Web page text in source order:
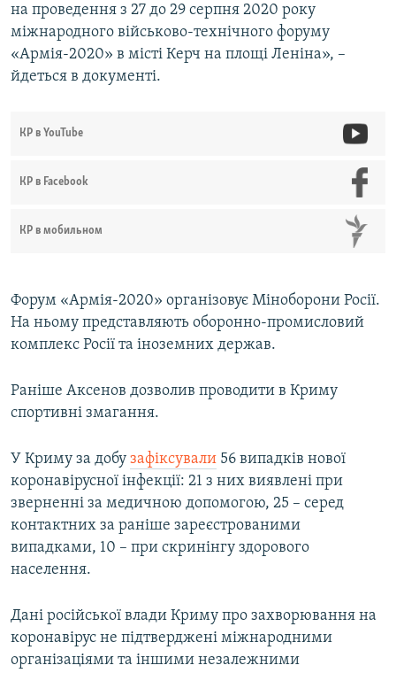
на проведення з 27 до 29 серпня 2020 року
міжнародного військово-технічного форуму
«Армія-2020» в місті Керч на площі Леніна», –
йдеться в документі.
КР в YouTube
КР в Facebook
КР в мобильном
Форум «Армія-2020» організовує Міноборони Росії.
На ньому представляють оборонно-промисловий
комплекс Росії та іноземних держав.
Раніше Аксенов дозволив проводити в Криму
спортивні змагання.
У Криму за добу зафіксували 56 випадків нової
коронавірусної інфекції: 21 з них виявлені при
зверненні за медичною допомогою, 25 – серед
контактних за раніше зареєстрованими
випадками, 10 – при скринінгу здорового
населення.
Дані російської влади Криму про захворювання на
коронавірус не підтверджені міжнародними
організаціями та іншими незалежними